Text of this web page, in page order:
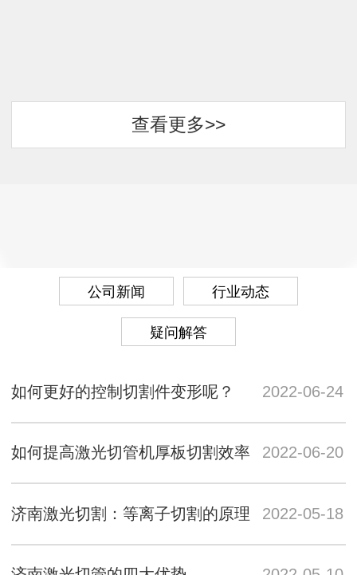
查看更多>>
公司新闻 行业动态
疑问解答
如何更好的控制切割件变形呢？ 2022-06-24
如何提高激光切管机厚板切割效率 2022-06-20
济南激光切割：等离子切割的原理 2022-05-18